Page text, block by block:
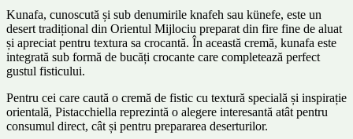
Kunafa, cunoscută și sub denumirile knafeh sau künefe, este un
desert tradițional din Orientul Mijlociu preparat din fire fine de aluat
și apreciat pentru textura sa crocantă. În această cremă, kunafa este
integrată sub formă de bucăți crocante care completează perfect
gustul fisticului.
Pentru cei care caută o cremă de fistic cu textură specială și inspirație
orientală, Pistacchiella reprezintă o alegere interesantă atât pentru
consumul direct, cât și pentru prepararea deserturilor.